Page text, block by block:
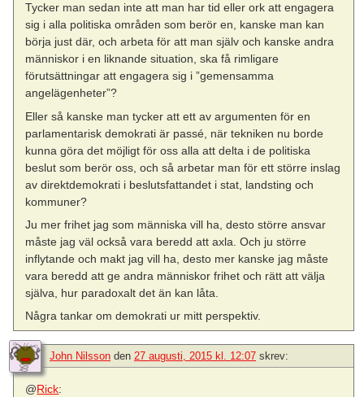
Tycker man sedan inte att man har tid eller ork att engagera
sig i alla politiska områden som berör en, kanske man kan
börja just där, och arbeta för att man själv och kanske andra
människor i en liknande situation, ska få rimligare
förutsättningar att engagera sig i ”gemensamma
angelägenheter”?
Eller så kanske man tycker att ett av argumenten för en
parlamentarisk demokrati är passé, när tekniken nu borde
kunna göra det möjligt för oss alla att delta i de politiska
beslut som berör oss, och så arbetar man för ett större inslag
av direktdemokrati i beslutsfattandet i stat, landsting och
kommuner?
Ju mer frihet jag som människa vill ha, desto större ansvar
måste jag väl också vara beredd att axla. Och ju större
inflytande och makt jag vill ha, desto mer kanske jag måste
vara beredd att ge andra människor frihet och rätt att välja
själva, hur paradoxalt det än kan låta.
Några tankar om demokrati ur mitt perspektiv.
John Nilsson den 27 augusti, 2015 kl. 12:07 skrev:
@Rick: